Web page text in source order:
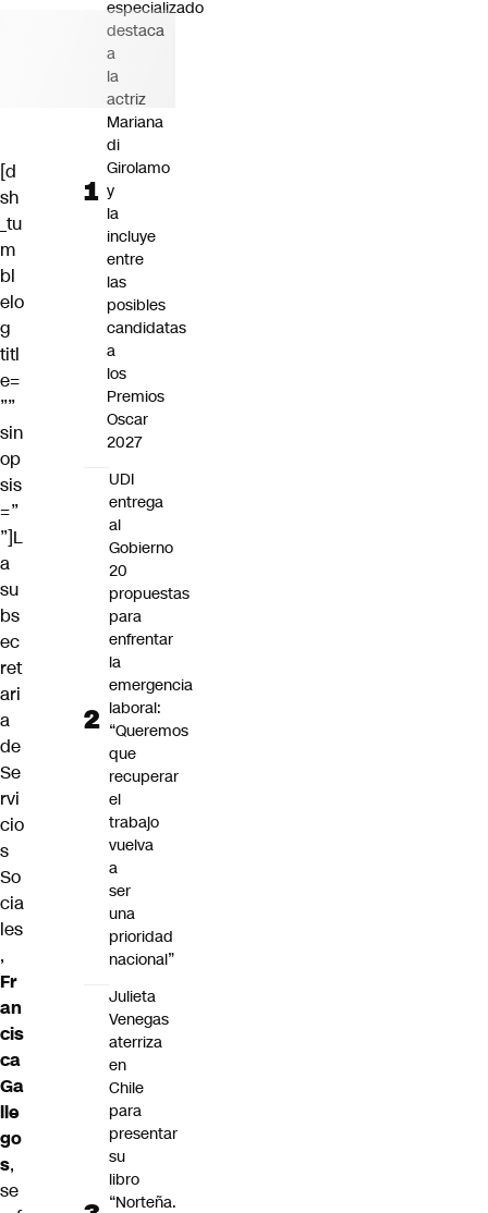
[d
sh
_tu
m
bl
elo
g
titl
e=
””
sin
op
sis
=”
”]L
a
su
bs
ec
ret
ari
a
de
Se
rvi
cio
s
So
cia
les
,
Fr
an
cis
ca
Ga
lle
go
s,
se
especializado
destaca
a
la
actriz
Mariana
di
Girolamo
y
la
incluye
entre
las
posibles
candidatas
a
los
Premios
Oscar
2027
UDI
entrega
al
Gobierno
20
propuestas
para
enfrentar
la
emergencia
laboral:
“Queremos
que
recuperar
el
trabajo
vuelva
a
ser
una
prioridad
nacional”
Julieta
Venegas
aterriza
en
Chile
para
presentar
su
libro
“Norteña.